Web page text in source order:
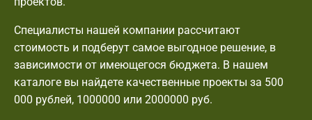
Специалисты нашей компании рассчитают
стоимость и подберут самое выгодное решение, в
зависимости от имеющегося бюджета. В нашем
каталоге вы найдете качественные проекты за 500
000 рублей, 1000000 или 2000000 руб.